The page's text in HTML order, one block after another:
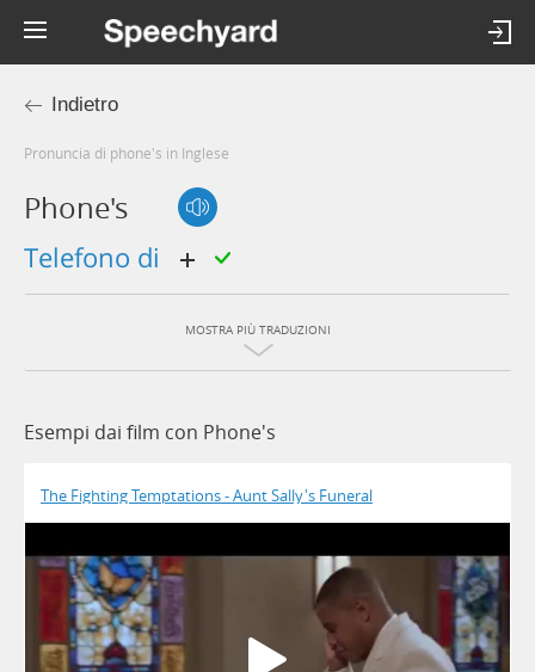
Indietro
Pronuncia di phone's in Inglese
Phone's
telefono di
MOSTRA PIÙ TRADUZIONI
Esempi dai film con Phone's
The Fighting Temptations - Aunt Sally's Funeral